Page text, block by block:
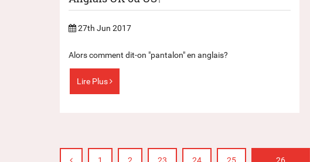
27th Jun 2017
Alors comment dit-on "pantalon" en anglais?
Lire Plus